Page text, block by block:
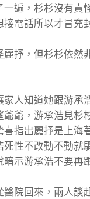
一遍，杉杉沒有責
電話所以才冒充
抒，但杉杉依然
人知道她跟游承
爺爺，游承浩見杉
喜指出麗抒是上海
死性不改動不動就
示游承浩不要再
回來，兩人談起